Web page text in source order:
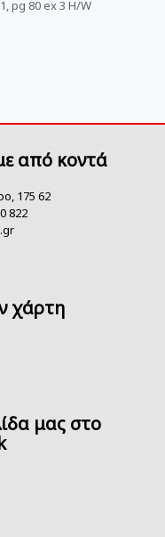
pg 80 ex 3 H/W
από κοντά
175 62
822
χάρτη
μας στο